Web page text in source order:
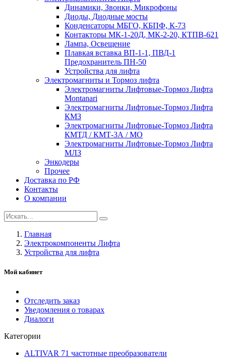
Динамики, Звонки, Микрофоны
Диоды, Диодные мосты
Конденсаторы МБГО, КБПФ, К-73
Контакторы МК-1-20Д, МК-2-20, КТПВ-621
Лампа, Освещение
Плавкая вставка ВП-1-1, ПВД-1
Предохранитель ПН-50
Устройства для лифта
Электромагниты и Тормоз лифта
Электромагниты Лифтовые-Тормоз Лифта
Montanari
Электромагниты Лифтовые-Тормоз Лифта
КМЗ
Электромагниты Лифтовые-Тормоз Лифта
КМТД / КМТ-3А / МО
Электромагниты Лифтовые-Тормоз Лифта
МЛЗ
Энкодеры
Прочее
Доставка по РФ
Контакты
О компании
Главная
Электрокомпоненты Лифта
Устройства для лифта
Мой кабинет
Отследить заказ
Уведомления о товарах
Диалоги
Категории
ALTIVAR 71 частотные преобразователи